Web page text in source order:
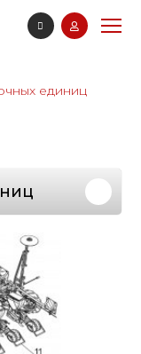
единиц